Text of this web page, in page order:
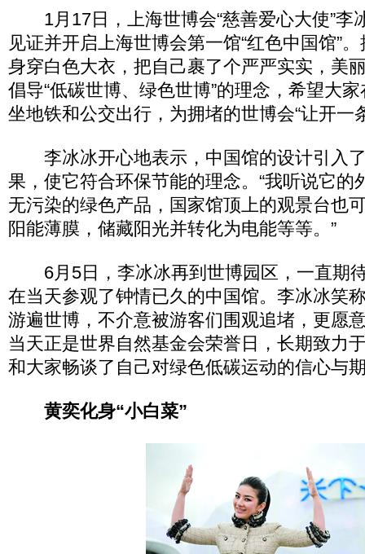
1月17日，上海世博会“慈善爱心大使”李
见证并开启上海世博会第一馆“红色中国馆”
身穿白色大衣，把自己裹了个严严实实，美
倡导“低碳世博、绿色世博”的理念，希望大
坐地铁和公交出行，为拥堵的世博会“让开一
李冰冰开心地表示，中国馆的设计引入
果，使它符合环保节能的理念。“我听说它的
无污染的绿色产品，国家馆顶上的观景台也
阳能薄膜，储藏阳光并转化为电能等等。”
6月5日，李冰冰再到世博园区，一直期
在当天参观了钟情已久的中国馆。李冰冰笑
游遍世博，不介意被游客们围观追堵，更愿
当天正是世界自然基金会荣誉日，长期致力
和大家畅谈了自己对绿色低碳运动的信心与
黄奕化身“小白菜”